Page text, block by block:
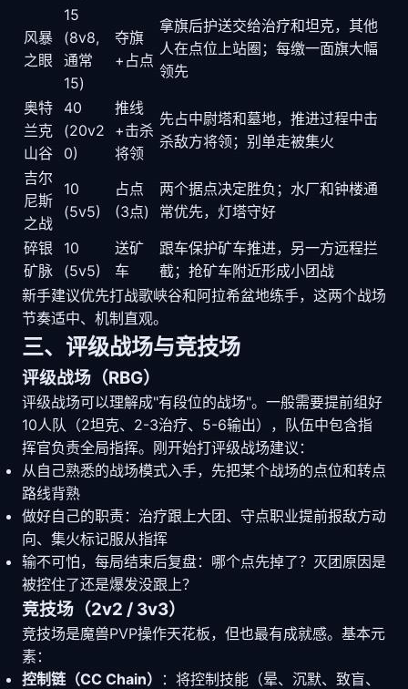
风暴
之眼
15
(8v8,
通常
15)
夺旗
+占点
拿旗后护送交给治疗和坦克，其他
人在点位上站圈；每缴一面旗大幅
领先
奥特
兰克
山谷
40
(20v2
0)
推线
+击杀
将领
先占中尉塔和墓地，推进过程中击
杀敌方将领；别单走被集火
吉尔
尼斯
之战
10
(5v5)
占点
(3点)
两个据点决定胜负；水厂和钟楼通
常优先，灯塔守好
碎银
矿脉
10
(5v5)
送矿
车
跟车保护矿车推进，另一方远程拦
截；抢矿车附近形成小团战
新手建议优先打战歌峡谷和阿拉希盆地练手，这两个战场
节奏适中、机制直观。
三、评级战场与竞技场
评级战场（RBG）
评级战场可以理解成"有段位的战场"。一般需要提前组好
10人队（2坦克、2-3治疗、5-6输出），队伍中包含指
挥官负责全局指挥。刚开始打评级战场建议：
从自己熟悉的战场模式入手，先把某个战场的点位和转点
路线背熟
做好自己的职责：治疗跟上大团、守点职业提前报敌方动
向、集火标记服从指挥
输不可怕，每局结束后复盘：哪个点先掉了？灭团原因是
被控住了还是爆发没跟上？
竞技场（2v2 / 3v3）
竞技场是魔兽PVP操作天花板，但也最有成就感。基本元
素：
控制链（CC Chain）
：将控制技能（晕、沉默、致盲、